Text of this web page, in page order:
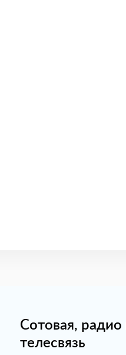
Сотовая, радио
телесвязь